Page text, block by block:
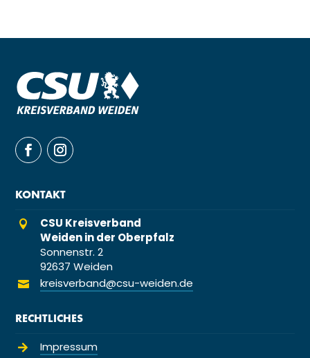
KONTAKT

CSU Kreisverband
Weiden in der Oberpfalz
Sonnenstr. 2
92637 Weiden
 kreisverband@csu-weiden.de
RECHTLICHES

Impressum